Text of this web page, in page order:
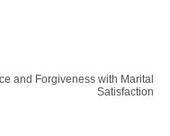
and Forgiveness with Marital
Satisfaction